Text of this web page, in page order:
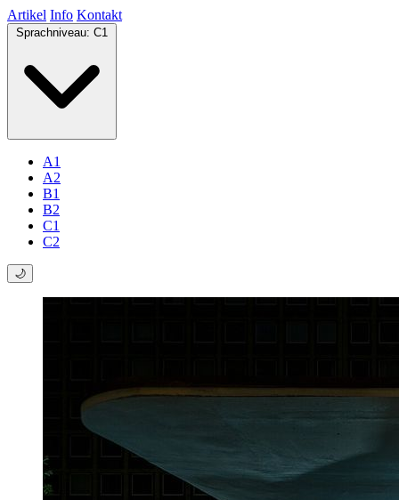
Artikel Info Kontakt
Sprachniveau: C1
A1
A2
B1
B2
C1
C2
🌙